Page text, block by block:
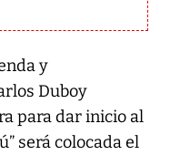
y
Duboy
para dar inicio al
será colocada el